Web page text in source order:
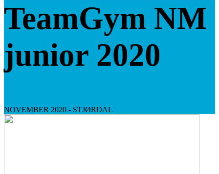
TeamGym NM
junior 2020
NOVEMBER 2020 - STJØRDAL